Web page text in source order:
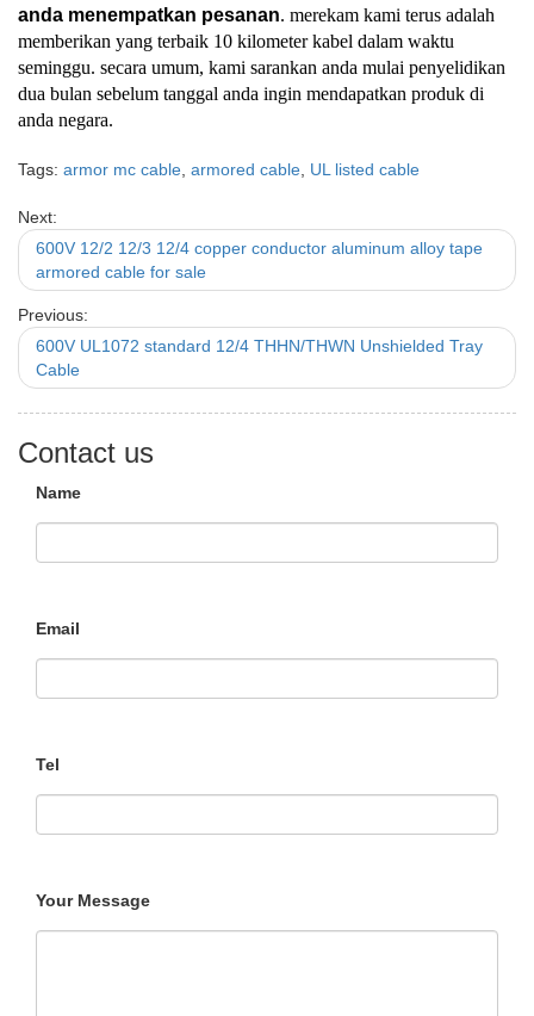
anda menempatkan pesanan. merekam kami terus adalah
memberikan yang terbaik 10 kilometer kabel dalam waktu
seminggu. secara umum, kami sarankan anda mulai penyelidikan
dua bulan sebelum tanggal anda ingin mendapatkan produk di
anda negara.
Tags: armor mc cable armored cable UL listed cable
Next:
600V 12/2 12/3 12/4 copper conductor aluminum alloy tape
armored cable for sale
Previous:
600V UL1072 standard 12/4 THHN/THWN Unshielded Tray
Cable
Contact us
Name
Email
Tel
Your Message